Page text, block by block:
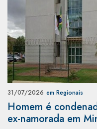
31/07/2026 em Regionais
Homem é
ex-namorada em